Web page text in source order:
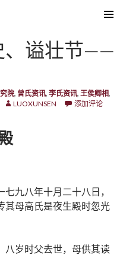
、谥壮节——
院, 曾氏资讯, 李氏资讯, 王侯卿相,
LUOXUNSEN 添加评论
九八年十月二十八日，
其母高氏是夜生殿时忽光
八岁时父去世，母供其读